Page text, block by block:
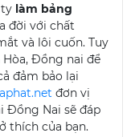
làm bảng
đời với chất
và lôi cuốn. Tuy
Hòa, Đồng nai để
đảm bảo lại
đơn vị
Đồng Nai sẽ đáp
thích của bạn.